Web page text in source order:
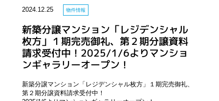
2024.12.25 物件情報
新築分譲マンション「レジデンシャル
枚方」１期完売御礼、第２期分譲資料
請求受付中！2025/1/6よりマンショ
ンギャラリーオープン！
新築分譲マンション「レジデンシャル枚方」１期完売御礼、
第２期分譲資料請求受付中！